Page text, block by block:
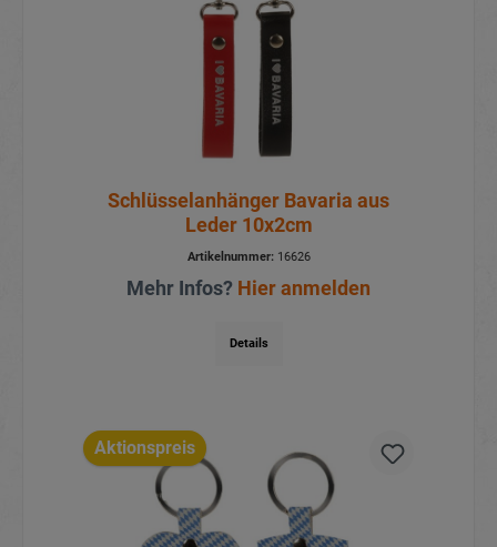
Schlüsselanhänger Bavaria aus
Leder 10x2cm
Artikelnummer:16626
Aktionspreis